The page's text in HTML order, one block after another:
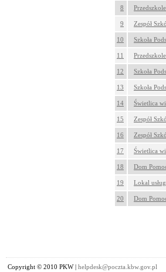
8
9 Zespół
10 Szkoła
11
12 Szkoła
13 Szkoła
14 Świetlica
15 Zespół
16 Zespół
17 Świetlica
18 Dom
19 Lokal
20 Dom
Copyright © 2010 PKW | helpdesk@poczta.kbw.gov.pl